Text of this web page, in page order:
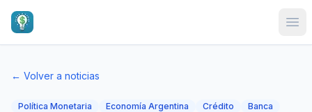
← Volver a noticias
Política Monetaria Economía Argentina Crédito
Banca